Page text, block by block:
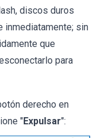
discos duros
inmediatamente; sin
que
para
derecho en
"Expulsar":